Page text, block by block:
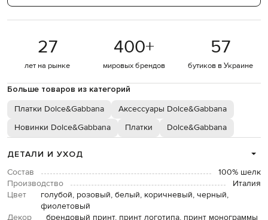
27
лет на рынке
400+
мировых брендов
57
бутиков в Украине
Больше товаров из категорий
Платки Dolce&Gabbana
Аксессуары Dolce&Gabbana
Новинки Dolce&Gabbana
Платки Dolce&Gabbana
ДЕТАЛИ И УХОД
Состав
100% шелк
Производство
Италия
Цвет
голубой, розовый, белый, коричневый, черный,
фиолетовый